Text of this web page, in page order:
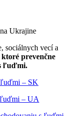
Ukrajine
sociálnych vecí a
ktoré prevenčne
ľuďmi.
ľuďmi – SK
ľuďmi – UA